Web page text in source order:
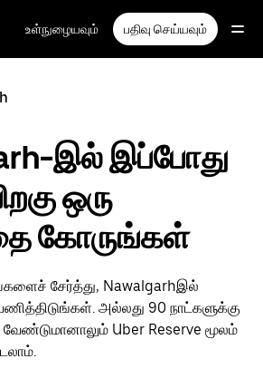
உள்நுழையவும் பதிவு செய்யவும்
இல் இப்போது
ஒரு
கோருங்கள்
சேர்த்து, Nawalgarhஇல்
அல்லது 90 நாட்களுக்கு
Uber Reserve மூலம்